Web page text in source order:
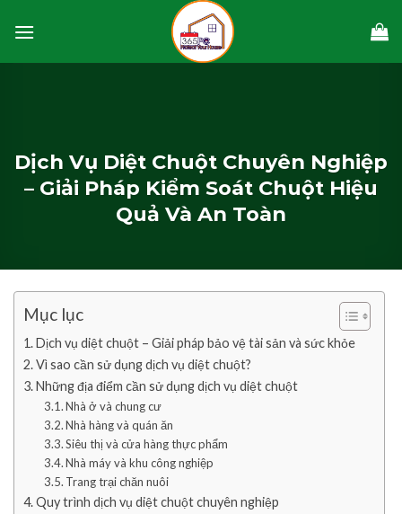
Dịch Vụ Diệt Chuột Chuyên Nghiệp
– Giải Pháp Kiểm Soát Chuột Hiệu
Quả Và An Toàn
Mục lục
Dịch vụ diệt chuột – Giải pháp bảo vệ tài sản và sức khỏe
Vì sao cần sử dụng dịch vụ diệt chuột?
Những địa điểm cần sử dụng dịch vụ diệt chuột
Nhà ở và chung cư
Nhà hàng và quán ăn
Siêu thị và cửa hàng thực phẩm
Nhà máy và khu công nghiệp
Trang trại chăn nuôi
Quy trình dịch vụ diệt chuột chuyên nghiệp